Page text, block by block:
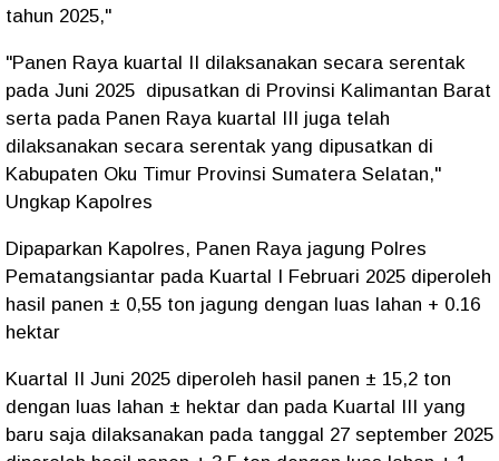
tahun 2025,"
"Panen Raya kuartal II dilaksanakan secara serentak
pada Juni 2025 dipusatkan di Provinsi Kalimantan Barat
serta pada Panen Raya kuartal III juga telah
dilaksanakan secara serentak yang dipusatkan di
Kabupaten Oku Timur Provinsi Sumatera Selatan,"
Ungkap Kapolres
Dipaparkan Kapolres, Panen Raya jagung Polres
Pematangsiantar pada Kuartal I Februari 2025 diperoleh
hasil panen ± 0,55 ton jagung dengan luas lahan + 0.16
hektar
Kuartal II Juni 2025 diperoleh hasil panen ± 15,2 ton
dengan luas lahan ± hektar dan pada Kuartal III yang
baru saja dilaksanakan pada tanggal 27 september 2025